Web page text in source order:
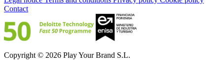
Contact
Copyright © 2026 Play Your Brand S.L.